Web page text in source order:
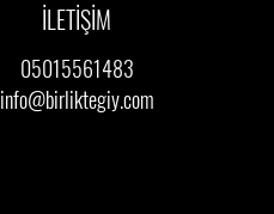
İLETİŞİM
05015561483
info@birliktegiy.com